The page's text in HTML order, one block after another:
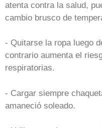
atenta contra la salud,
cambio brusco de
- Quitarse la ropa luego
contrario aumenta el
respiratorias.
- Cargar siempre
amaneció soleado.